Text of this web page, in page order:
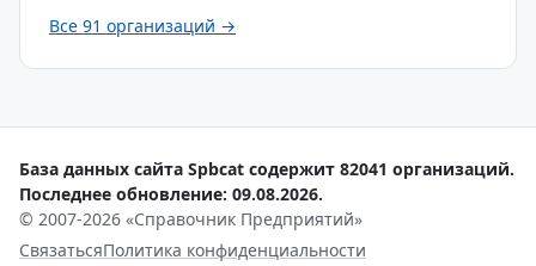
Все 91 организаций →
База данных сайта Spbcat содержит 82041 организаций.
Последнее обновление: 09.08.2026.
© 2007-2026 «Справочник Предприятий»
СвязатьсяПолитика конфиденциальности